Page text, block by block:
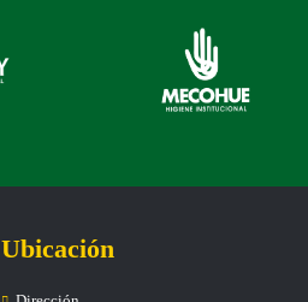
Ubicación